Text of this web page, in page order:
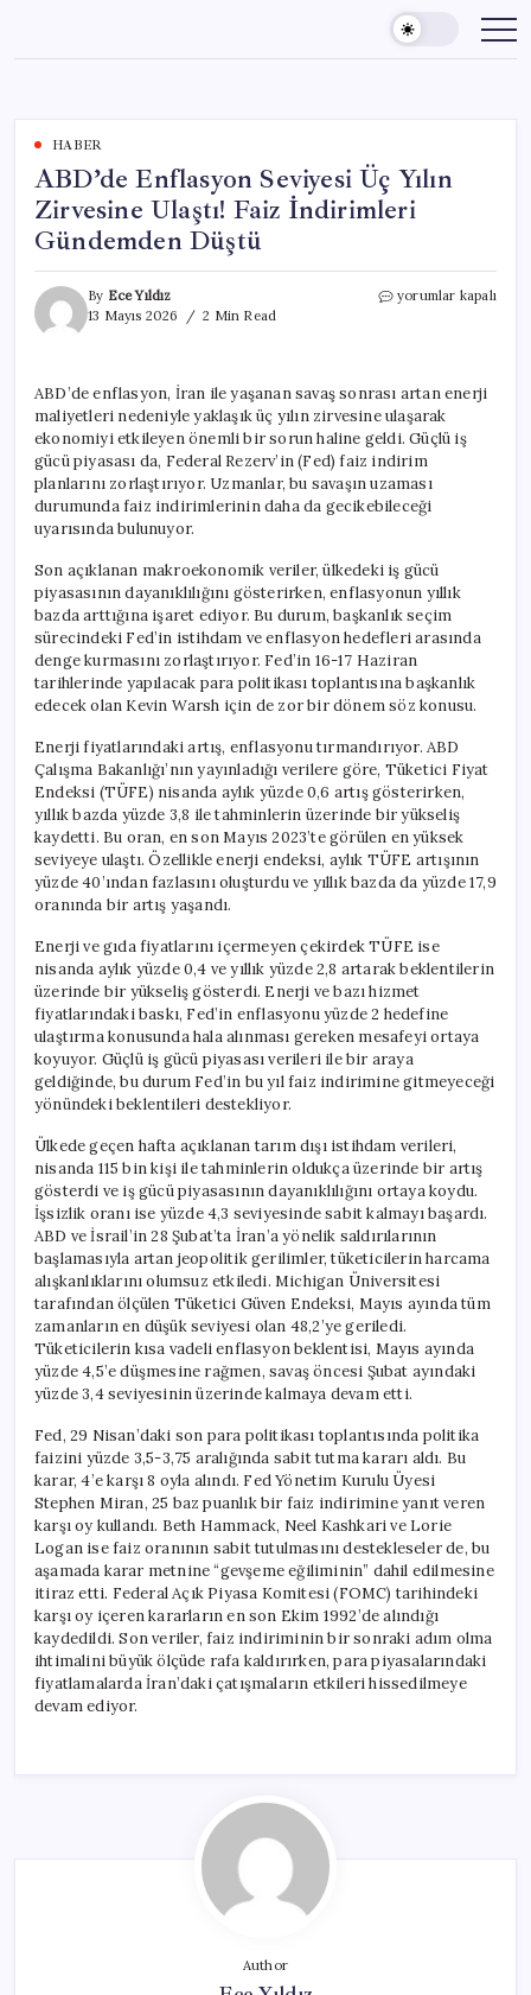
content
HABER
ABD’de Enflasyon Seviyesi Üç Yılın
Zirvesine Ulaştı! Faiz İndirimleri
Gündemden Düştü
By Ece Yıldız
13 Mayıs 2026
2 Min Read
ABD’de
Zirvesine
Ulaştı!
Faiz
İndirimleri
Düştü
için
yorumlar kapalı
ABD’de enflasyon, İran ile yaşanan savaş sonrası artan enerji
maliyetleri nedeniyle yaklaşık üç yılın zirvesine ulaşarak
ekonomiyi etkileyen önemli bir sorun haline geldi. Güçlü iş
gücü piyasası da, Federal Rezerv’in (Fed) faiz indirim
planlarını zorlaştırıyor. Uzmanlar, bu savaşın uzaması
durumunda faiz indirimlerinin daha da gecikebileceği
uyarısında bulunuyor.
Son açıklanan makroekonomik veriler, ülkedeki iş gücü
piyasasının dayanıklılığını gösterirken, enflasyonun yıllık
bazda arttığına işaret ediyor. Bu durum, başkanlık seçim
sürecindeki Fed’in istihdam ve enflasyon hedefleri arasında
denge kurmasını zorlaştırıyor. Fed’in 16-17 Haziran
tarihlerinde yapılacak para politikası toplantısına başkanlık
edecek olan Kevin Warsh için de zor bir dönem söz konusu.
Enerji fiyatlarındaki artış, enflasyonu tırmandırıyor. ABD
Çalışma Bakanlığı’nın yayınladığı verilere göre, Tüketici Fiyat
Endeksi (TÜFE) nisanda aylık yüzde 0,6 artış gösterirken,
yıllık bazda yüzde 3,8 ile tahminlerin üzerinde bir yükseliş
kaydetti. Bu oran, en son Mayıs 2023’te görülen en yüksek
seviyeye ulaştı. Özellikle enerji endeksi, aylık TÜFE artışının
yüzde 40’ından fazlasını oluşturdu ve yıllık bazda da yüzde 17,9
oranında bir artış yaşandı.
Enerji ve gıda fiyatlarını içermeyen çekirdek TÜFE ise
nisanda aylık yüzde 0,4 ve yıllık yüzde 2,8 artarak beklentilerin
üzerinde bir yükseliş gösterdi. Enerji ve bazı hizmet
fiyatlarındaki baskı, Fed’in enflasyonu yüzde 2 hedefine
ulaştırma konusunda hala alınması gereken mesafeyi ortaya
koyuyor. Güçlü iş gücü piyasası verileri ile bir araya
geldiğinde, bu durum Fed’in bu yıl faiz indirimine gitmeyeceği
yönündeki beklentileri destekliyor.
Ülkede geçen hafta açıklanan tarım dışı istihdam verileri,
nisanda 115 bin kişi ile tahminlerin oldukça üzerinde bir artış
gösterdi ve iş gücü piyasasının dayanıklılığını ortaya koydu.
İşsizlik oranı ise yüzde 4,3 seviyesinde sabit kalmayı başardı.
ABD ve İsrail’in 28 Şubat’ta İran’a yönelik saldırılarının
başlamasıyla artan jeopolitik gerilimler, tüketicilerin harcama
alışkanlıklarını olumsuz etkiledi. Michigan Üniversitesi
tarafından ölçülen Tüketici Güven Endeksi, Mayıs ayında tüm
zamanların en düşük seviyesi olan 48,2’ye geriledi.
Tüketicilerin kısa vadeli enflasyon beklentisi, Mayıs ayında
yüzde 4,5’e düşmesine rağmen, savaş öncesi Şubat ayındaki
yüzde 3,4 seviyesinin üzerinde kalmaya devam etti.
Fed, 29 Nisan’daki son para politikası toplantısında politika
faizini yüzde 3,5-3,75 aralığında sabit tutma kararı aldı. Bu
karar, 4’e karşı 8 oyla alındı. Fed Yönetim Kurulu Üyesi
Stephen Miran, 25 baz puanlık bir faiz indirimine yanıt veren
karşı oy kullandı. Beth Hammack, Neel Kashkari ve Lorie
Logan ise faiz oranının sabit tutulmasını destekleseler de, bu
aşamada karar metnine “gevşeme eğiliminin” dahil edilmesine
itiraz etti. Federal Açık Piyasa Komitesi (FOMC) tarihindeki
karşı oy içeren kararların en son Ekim 1992’de alındığı
kaydedildi. Son veriler, faiz indiriminin bir sonraki adım olma
ihtimalini büyük ölçüde rafa kaldırırken, para piyasalarındaki
fiyatlamalarda İran’daki çatışmaların etkileri hissedilmeye
devam ediyor.
Author